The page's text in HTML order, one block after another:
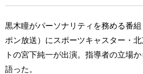
黒木瞳がパーソナリティを務める番
ポン放送）にスポーツキャスター・
トの宮下純一が出演。指導者の立場
語った。